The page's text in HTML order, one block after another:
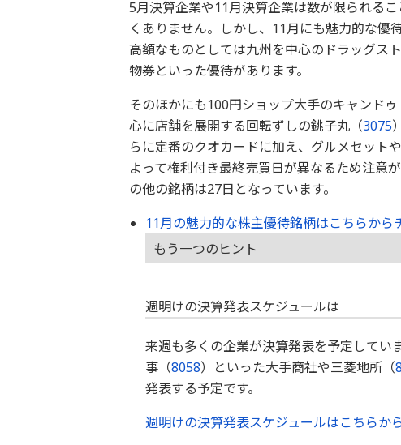
5月決算企業や11月決算企業は数が限られる
くありません。しかし、11月にも魅力的な優
高額なものとしては九州を中心のドラッグス
物券といった優待があります。
そのほかにも100円ショップ大手のキャンドゥ
心に店舗を展開する回転ずしの銚子丸（3075
らに定番のクオカードに加え、グルメセット
よって権利付き最終売買日が異なるため注意
の他の銘柄は27日となっています。
11月の魅力的な株主優待銘柄はこちらから
もう一つのヒント
週明けの決算発表スケジュールは
来週も多くの企業が決算発表を予定してい
事（8058）といった大手商社や三菱地所（
発表する予定です。
週明けの決算発表スケジュールはこちらか